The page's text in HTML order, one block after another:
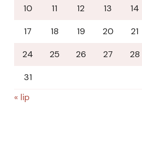
10
11 12 13 14
17
18 19 20 21
24
25 26 27 28
31
« lip